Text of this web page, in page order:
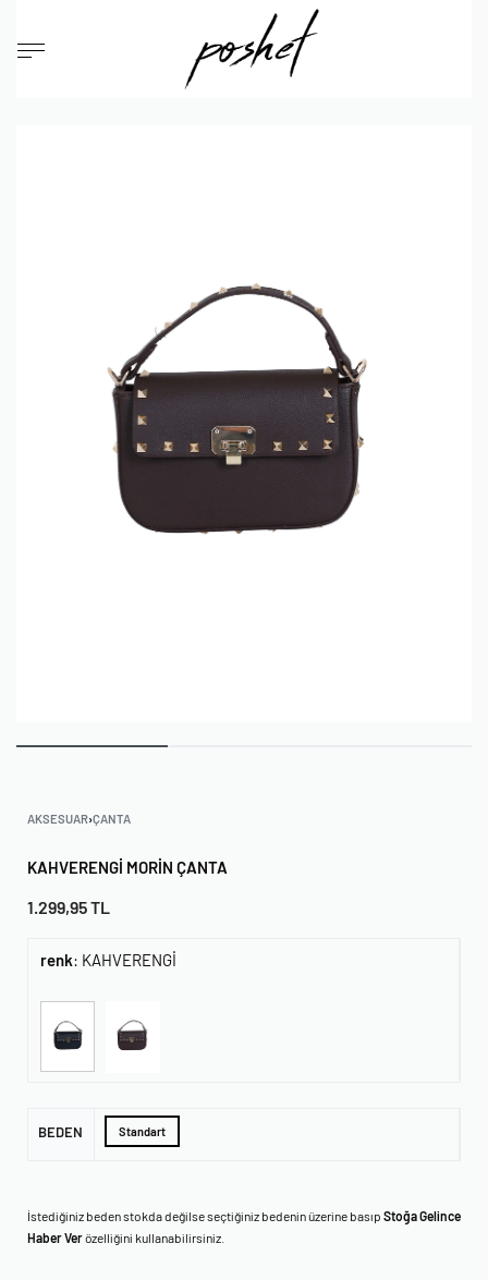
AKSESUAR›ÇANTA
KAHVERENGI MORIN ÇANTA
1.299,95TL
renk: KAHVERENGİ
BEDEN Standart
İstediğiniz beden stokda değilse seçtiğiniz bedenin üzerine basıp Stoğa Gelince
Haber Verözelliğini kullanabilirsiniz.